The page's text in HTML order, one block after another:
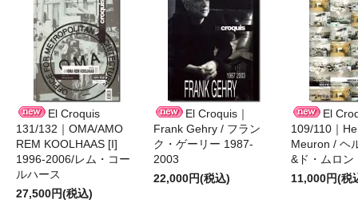
El Croquis
131/132｜OMA/AMO
REM KOOLHAAS [I]
1996-2006/レム・コー
ルハース
27,500円(税込)
El Croquis｜
Frank Gehry / フラン
ク・ゲーリー 1987-
2003
22,000円(税込)
El
109/110｜
Meuron / ヘ
&ド・ムロ
11,000円(税